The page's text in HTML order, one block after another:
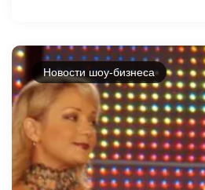
Новости шоу-бизнеса